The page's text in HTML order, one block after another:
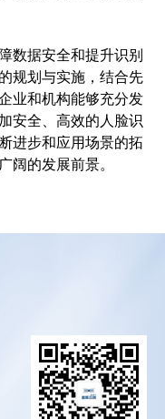
数据安全和提升识别
规划与实施，结合先
业和机构能够充分发
安全、高效的人脸识
进步和应用场景的拓
阔的发展前景。